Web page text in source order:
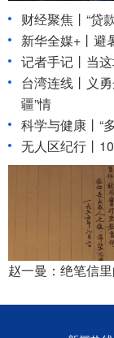
财经聚焦丨“贷
新华全媒+丨 避
记者手记丨当这
台湾连线丨 义
疆”情
科学与健康丨“
无人区纪行丨
赵一曼：绝笔信